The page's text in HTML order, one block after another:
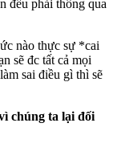
đều phải thông qua
nào thực sự *cai
sẽ đc tất cả mọi
sai điều gì thì sẽ
chúng ta lại đối